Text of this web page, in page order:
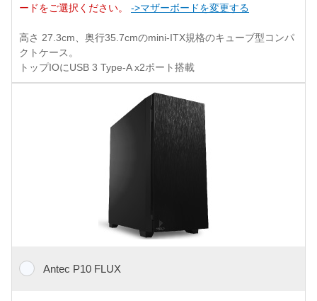
ードをご選択ください。 ->マザーボードを変更する
高さ 27.3cm、奥行35.7cmのmini-ITX規格のキューブ型コンパ
クトケース。
トップIOにUSB 3 Type-A x2ポート搭載
Antec P10 FLUX